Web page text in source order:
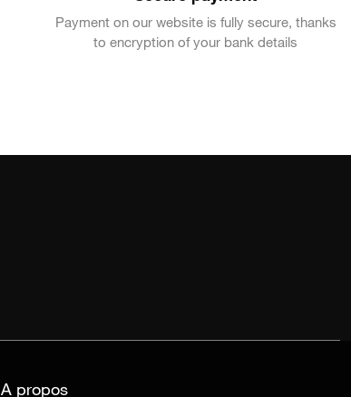
Payment on our website is fully secure, thanks
to encryption of your bank details
A propos